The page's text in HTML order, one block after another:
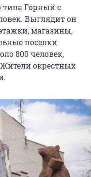
типа Горный с
Выглядит он
магазины,
поселки
800 человек,
окрестных